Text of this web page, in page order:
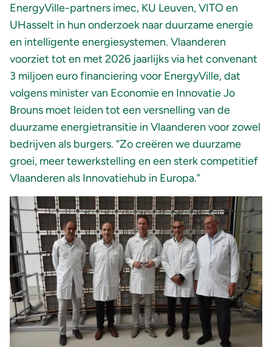
EnergyVille-partners imec, KU Leuven, VITO en
UHasselt in hun onderzoek naar duurzame energie
en intelligente energiesystemen. Vlaanderen
voorziet tot en met 2026 jaarlijks via het convenant
3 miljoen euro financiering voor EnergyVille, dat
volgens minister van Economie en Innovatie Jo
Brouns moet leiden tot een versnelling van de
duurzame energietransitie in Vlaanderen voor zowel
bedrijven als burgers. “Zo creëren we duurzame
groei, meer tewerkstelling en een sterk competitief
Vlaanderen als Innovatiehub in Europa.”